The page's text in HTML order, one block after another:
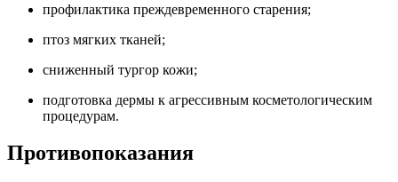
профилактика преждевременного старения;
птоз мягких тканей;
сниженный тургор кожи;
подготовка дермы к агрессивным косметологическим
процедурам.
Противопоказания